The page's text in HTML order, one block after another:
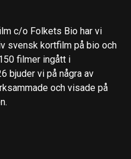
c/o Folkets Bio har vi
svensk kortfilm på bio och
filmer ingått i
bjuder vi på några av
och visade på